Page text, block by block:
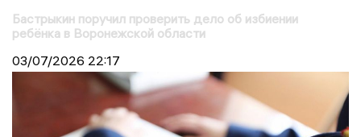
Бастрыкин поручил проверить дело об избиении
ребёнка в Воронежской области
03/07/2026 22:17